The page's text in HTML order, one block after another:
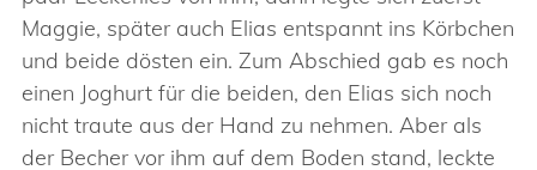
Maggie, später auch Elias entspannt ins Körbchen
und beide dösten ein. Zum Abschied gab es noch
einen Joghurt für die beiden, den Elias sich noch
nicht traute aus der Hand zu nehmen. Aber als
der Becher vor ihm auf dem Boden stand, leckte